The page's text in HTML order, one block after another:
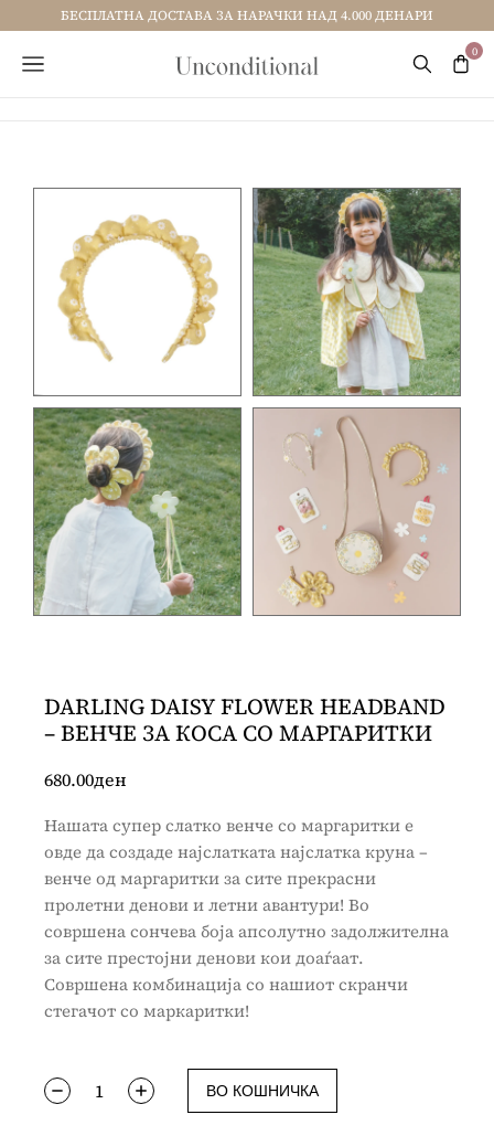
БЕСПЛАТНА ДОСТАВА ЗА НАРАЧКИ НАД 4.000 ДЕНАРИ
DARLING DAISY FLOWER HEADBAND
– ВЕНЧЕ ЗА КОСА СО МАРГАРИТКИ
680.00ден
Нашата супер слатко венче со маргаритки е
овде да создаде најслатката најслатка круна –
венче од маргаритки за сите прекрасни
пролетни денови и летни авантури! Во
совршена сончева боја апсолутно задолжителна
за сите престојни денови кои доаѓаат.
Совршена комбинација со нашиот скранчи
стегачот со маркаритки!
ВО КОШНИЧКА